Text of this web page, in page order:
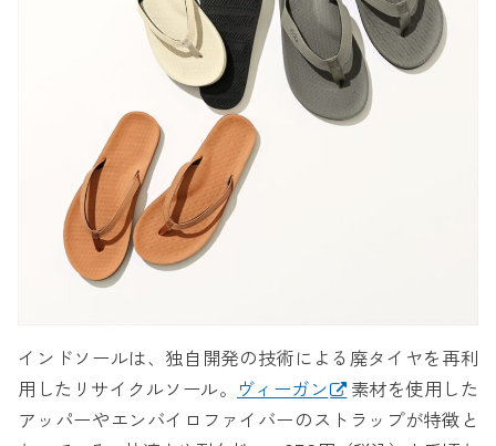
インドソールは、独自開発の技術による廃タイヤを再利
用したリサイクルソール。 ヴィーガン
素材を使用した
アッパーやエンバイロファイバーのストラップが特徴と